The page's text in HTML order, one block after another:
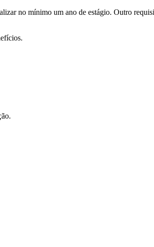
no mínimo um ano de estágio. Outro